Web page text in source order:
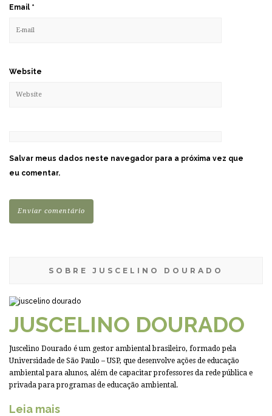
Email *
Website
Salvar meus dados neste navegador para a próxima vez que
eu comentar.
SOBRE JUSCELINO DOURADO
JUSCELINO DOURADO
Juscelino Dourado é um gestor ambiental brasileiro, formado pela
Universidade de São Paulo – USP, que desenvolve ações de educação
ambiental para alunos, além de capacitar professores da rede pública e
privada para programas de educação ambiental.
Leia mais